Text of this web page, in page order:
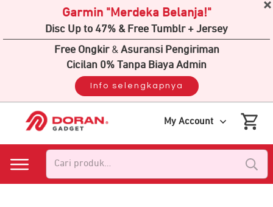
My Account
Garmin "Merdeka Belanja!"
Disc Up to 47% & Free Tumblr + Jersey
Free Ongkir & Asuransi Pengiriman
Cicilan 0% Tanpa Biaya Admin
Info selengkapnya